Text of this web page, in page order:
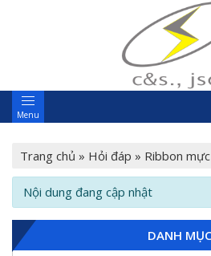
Menu
Trang chủ » Hỏi đáp » Ribbon
Nội dung đang cập nhật
DANH MỤC